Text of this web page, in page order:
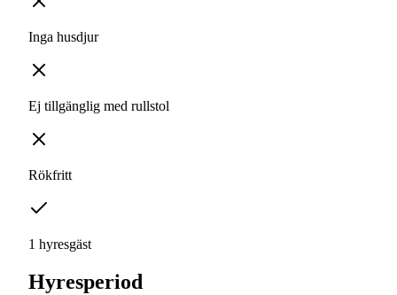
Inga husdjur
Ej tillgänglig med rullstol
Rökfritt
1 hyresgäst
Hyresperiod